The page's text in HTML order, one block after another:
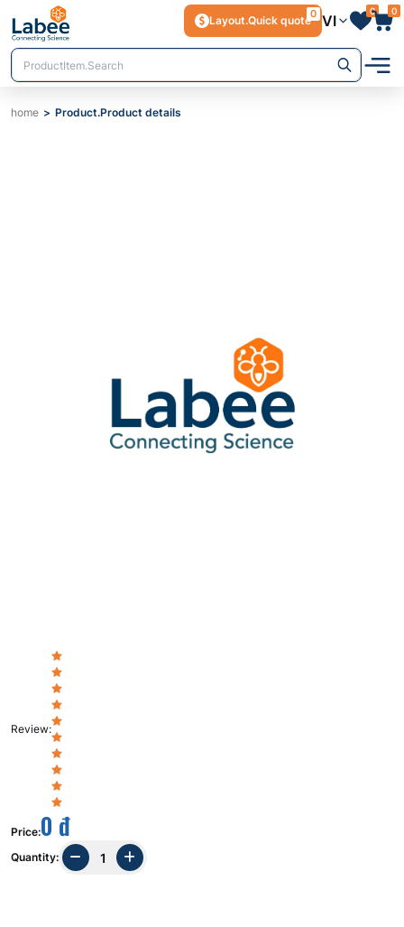
Layout.Quick quote
0 VI
0 0
home Product.Product details
Review:
Price:0 đ
Quantity: